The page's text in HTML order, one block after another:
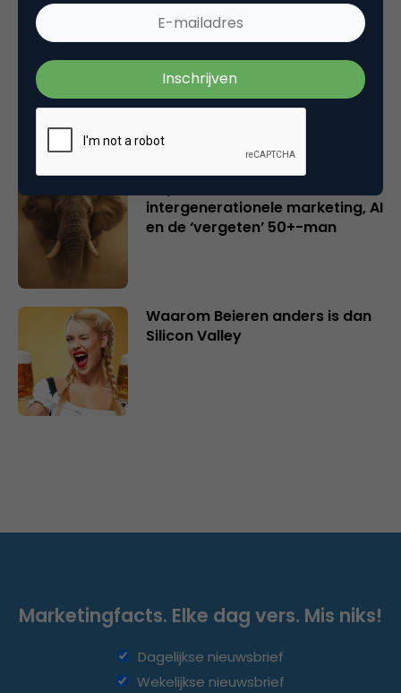
Creatieve sector als aanjager
van innovatie en ontsluiter en
verbinder van industrieën
ooit
intergenerationele marketing, AI
en de ‘vergeten’ 50+-man
Waarom Beieren anders is dan
Silicon Valley
Marketingfacts. Elke dag vers. Mis niks!
Dagelijkse nieuwsbrief
Wekelijkse nieuwsbrief